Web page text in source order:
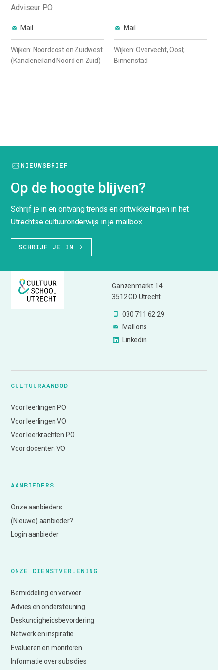
Adviseur PO
Mail
Wijken: Noordoost en Zuidwest
(Kanaleneiland Noord en Zuid)
Mail
Wijken: Overvecht, Oost,
Binnenstad
NIEUWSBRIEF
Op de hoogte blijven?
Schrijf je in en ontvang trends en ontwikkelingen in het
Utrechtse cultuuronderwijs in je mailbox
SCHRIJF JE IN
Ganzenmarkt 14
3512 GD Utrecht
030 711 62 29
Mail ons
Linkedin
CULTUURAANBOD
Voor leerlingen PO
Voor leerlingen VO
Voor leerkrachten PO
Voor docenten VO
AANBIEDERS
Onze aanbieders
(Nieuwe) aanbieder?
Login aanbieder
ONZE DIENSTVERLENING
Bemiddeling en vervoer
Advies en ondersteuning
Deskundigheidsbevordering
Netwerk en inspiratie
Evalueren en monitoren
Informatie over subsidies